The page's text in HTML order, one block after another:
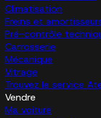
Climatisation
Freins et
Pré-contrôle
Carrosserie
Mécanique
Vitrage
Trouvez le service
Vendre
Ma voiture